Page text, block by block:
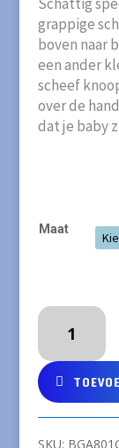
grappige
boven naar
een ander
scheef
over de
dat je baby
Maat
Speelpakje
organisch
katoen
met
schaapje
aantal
SKU: